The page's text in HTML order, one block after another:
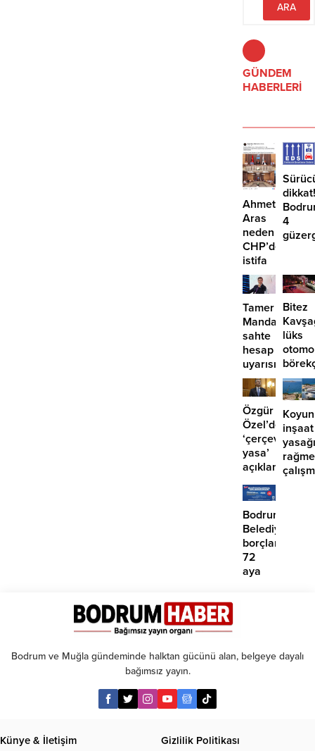
olduğunu söyledi. Küçükgüldal,
doğumdan sonraki ilk saatte
yalnızca anne sütü verilmesi
gerektiğini vurguladı.
GÜNDEM
HABERLERİ
Ahmet
Aras
neden
CHP’den
istifa
etmiyor?
dikkat!
4
Tamer
sahte
hesap
uyarısı
Bitez
lüks
girdi:
2
Özgür
Özel’den
‘çerçeve
yasa’
açıklaması:
‘İmza
atma
çabamız
yok’
inşaat
Bodrum
borçlara
72
aya
Bodrum ve Muğla gündeminde halktan gücünü alan, belgeye dayalı
bağımsız yayın.
Künye & İletişim Gizlilik Politikası